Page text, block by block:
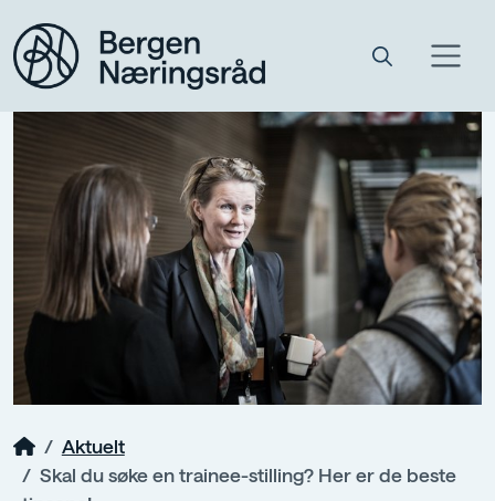
Aktuelt
Skal du søke en trainee-stilling? Her er de beste